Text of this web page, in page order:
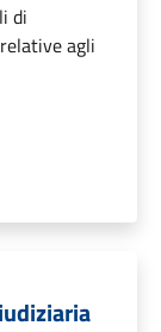
di
agli